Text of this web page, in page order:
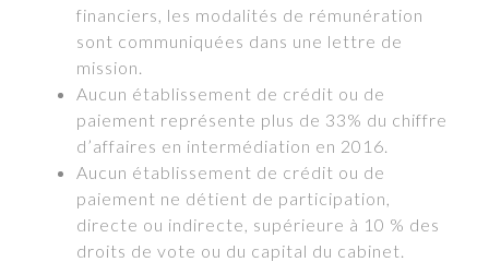
financiers, les modalités de rémunération
sont communiquées dans une lettre de
mission.
Aucun établissement de crédit ou de
paiement représente plus de 33% du chiffre
d’affaires en intermédiation en 2016.
Aucun établissement de crédit ou de
paiement ne détient de participation,
directe ou indirecte, supérieure à 10 % des
droits de vote ou du capital du cabinet.